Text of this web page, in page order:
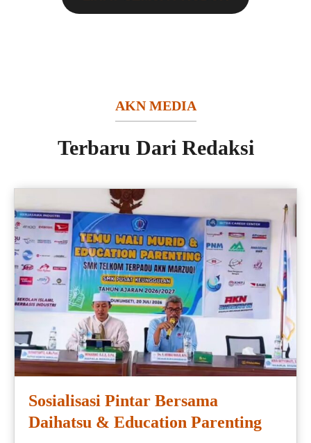
AKN MEDIA
Terbaru Dari Redaksi
Sosialisasi Pintar Bersama
Daihatsu & Education Parenting